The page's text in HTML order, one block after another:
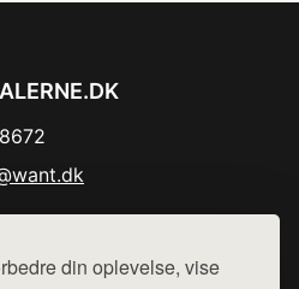
din oplevelse, vise